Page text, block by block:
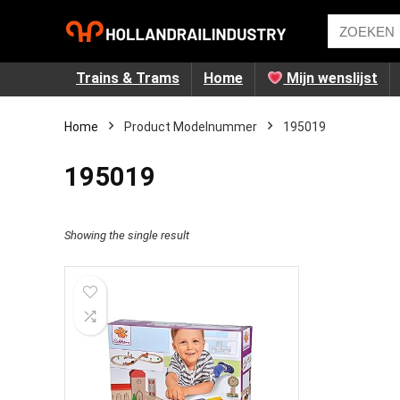
Trains & Trams Home Mijn wenslijst
Home Product Modelnummer ‎195019
‎195019
Showing the single result